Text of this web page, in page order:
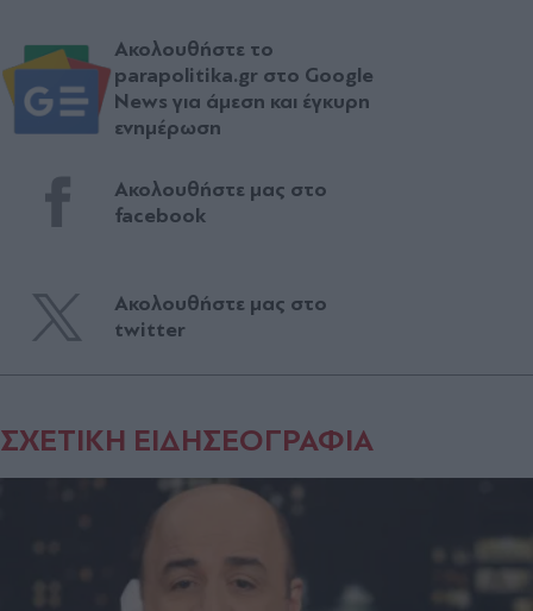
Ακολουθήστε το
parapolitika.gr στο Google
News για άμεση και έγκυρη
ενημέρωση
Ακολουθήστε μας στο
facebook
Ακολουθήστε μας στο
twitter
ΣΧΕΤΙΚΗ ΕΙΔΗΣΕΟΓΡΑΦΙΑ